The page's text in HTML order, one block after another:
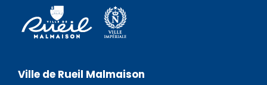
Ville de Rueil Malmaison